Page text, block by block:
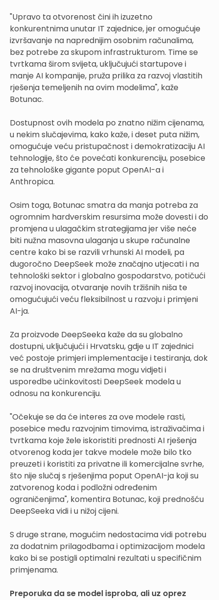
"Upravo ta otvorenost čini ih izuzetno
konkurentnima unutar IT zajednice, jer omogućuje
izvršavanje na naprednijim osobnim računalima,
bez potrebe za skupom infrastrukturom. Time se
tvrtkama širom svijeta, uključujući startupove i
manje AI kompanije, pruža prilika za razvoj vlastitih
rješenja temeljenih na ovim modelima", kaže
Botunac.
Dostupnost ovih modela po znatno nižim cijenama,
u nekim slučajevima, kako kaže, i deset puta nižim,
omogućuje veću pristupačnost i demokratizaciju AI
tehnologije, što će povećati konkurenciju, posebice
za tehnološke gigante poput OpenAI-a i
Anthropica.
Osim toga, Botunac smatra da manja potreba za
ogromnim hardverskim resursima može dovesti i do
promjena u ulagačkim strategijama jer više neće
biti nužna masovna ulaganja u skupe računalne
centre kako bi se razvili vrhunski AI modeli, pa
dugoročno DeepSeek može značajno utjecati i na
tehnološki sektor i globalno gospodarstvo, potičući
razvoj inovacija, otvaranje novih tržišnih niša te
omogućujući veću fleksibilnost u razvoju i primjeni
AI-ja.
Za proizvode DeepSeeka kaže da su globalno
dostupni, uključujući i Hrvatsku, gdje u IT zajednici
već postoje primjeri implementacije i testiranja, dok
se na društvenim mrežama mogu vidjeti i
usporedbe učinkovitosti DeepSeek modela u
odnosu na konkurenciju.
"Očekuje se da će interes za ove modele rasti,
posebice među razvojnim timovima, istraživačima i
tvrtkama koje žele iskoristiti prednosti AI rješenja
otvorenog koda jer takve modele može bilo tko
preuzeti i koristiti za privatne ili komercijalne svrhe,
što nije slučaj s rješenjima poput OpenAI-ja koji su
zatvorenog koda i podložni određenim
ograničenjima", komentira Botunac, koji prednošću
DeepSeeka vidi i u nižoj cijeni.
S druge strane, mogućim nedostacima vidi potrebu
za dodatnim prilagodbama i optimizacijom modela
kako bi se postigli optimalni rezultati u specifičnim
primjenama.
Preporuka da se model isproba, ali uz oprez